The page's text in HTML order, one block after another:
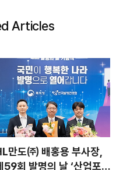
Articles
만도㈜ 배홍용 부사장,
59회 발명의 날 ‘산업포